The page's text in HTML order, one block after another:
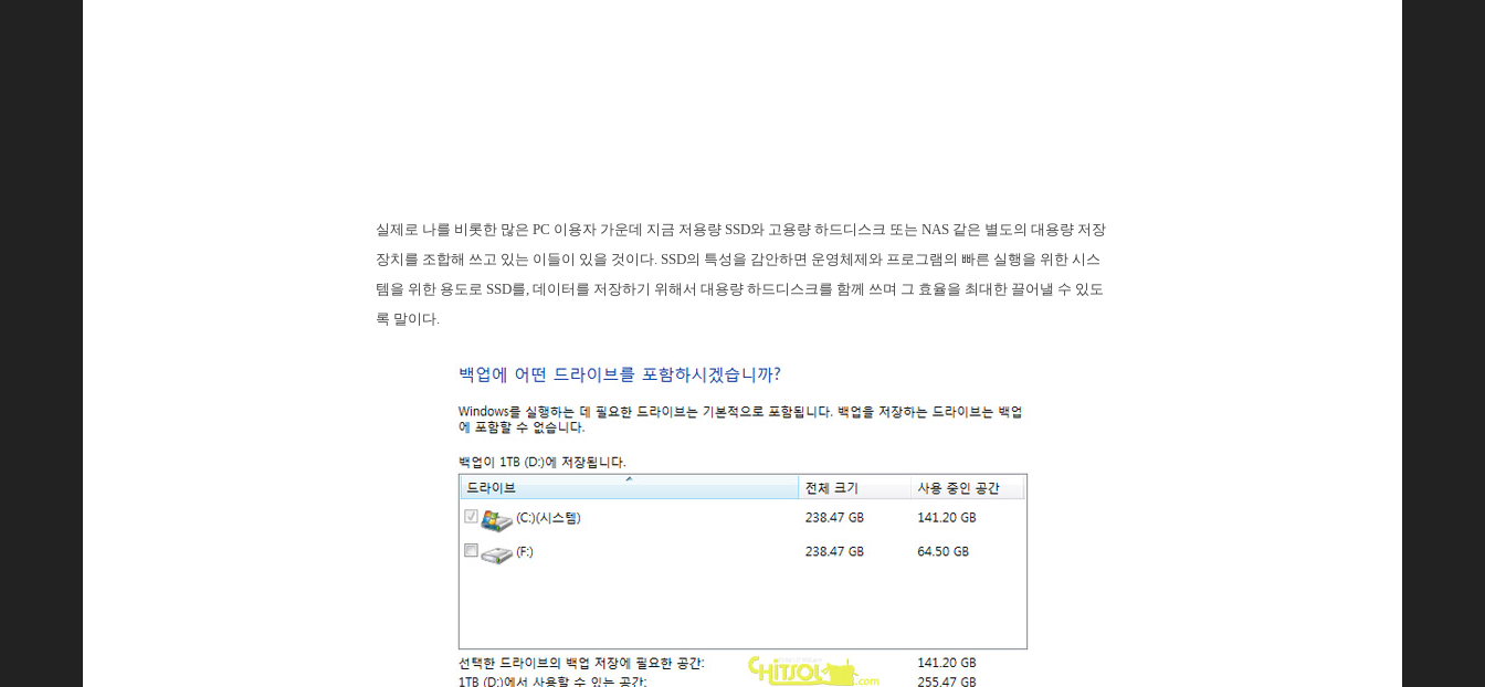
실제로 나를 비롯한 많은 PC 이용자 가운데 지금 저용량 SSD와 고용량 하드디스크 또는 NAS 같은 별도의 대용량 저장
장치를 조합해 쓰고 있는 이들이 있을 것이다. SSD의 특성을 감안하면 운영체제와 프로그램의 빠른 실행을 위한 시스
템을 위한 용도로 SSD를, 데이터를 저장하기 위해서 대용량 하드디스크를 함께 쓰며 그 효율을 최대한 끌어낼 수 있도
록 말이다.